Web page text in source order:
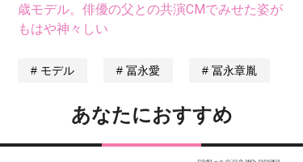
歳モデル。俳優の父との共演CMでみせた姿が
もはや神々しい
モデル 冨永愛 冨永章胤
あなたにおすすめ